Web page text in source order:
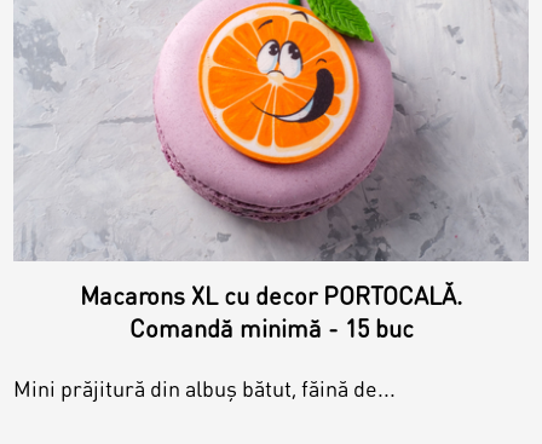
Macarons XL cu decor PORTOCALĂ.
Comandă minimă - 15 buc
Mini prăjitură din albuș bătut, făină de...